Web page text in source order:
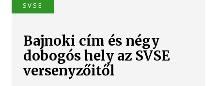
SVSE
Bajnoki cím és négy
dobogós hely az SVSE
versenyzőitől